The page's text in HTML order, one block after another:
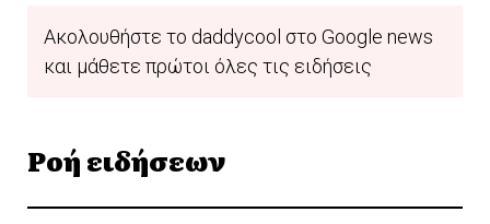
Ακολουθήστε το daddycool στο Google news
και μάθετε πρώτοι όλες τις ειδήσεις
Ροή ειδήσεων